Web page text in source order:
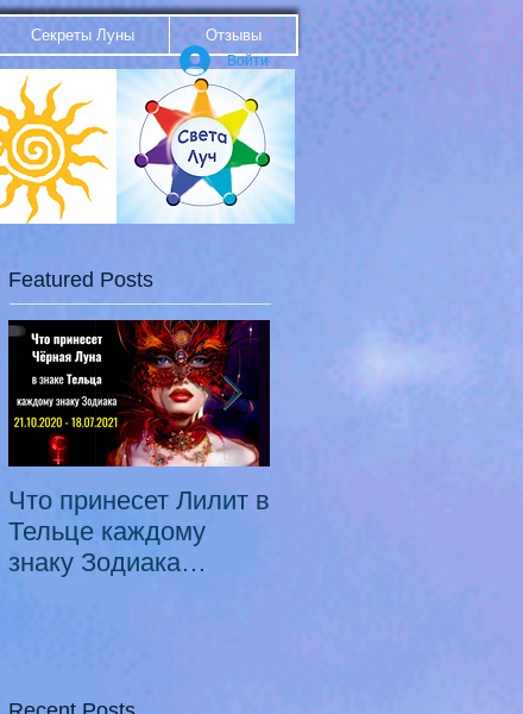
Секреты Луны Отзывы
Войти
Featured Posts
Что принесет Лилит в
Тельце каждому
знаку Зодиака